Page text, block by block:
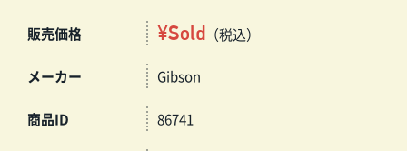
販売価格 ¥Sold （税込）
メーカー Gibson
商品ID 86741